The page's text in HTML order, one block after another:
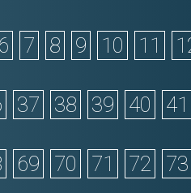
legge "Preparativi per le
- pianoforte
| Mario Desiati
attività
Tag:
Testimoni di
6 7 8 9 10 11
37 38 39 40 41
69 70 71 72 73